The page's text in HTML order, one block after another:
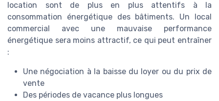
location sont de plus en plus attentifs à la
consommation énergétique des bâtiments. Un local
commercial avec une mauvaise performance
énergétique sera moins attractif, ce qui peut entraîner
:
Une négociation à la baisse du loyer ou du prix de
vente
Des périodes de vacance plus longues